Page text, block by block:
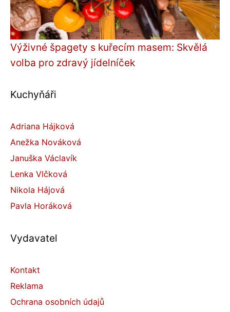
Výživné špagety s kuřecím masem: Skvělá
volba pro zdravý jídelníček
Kuchyňáři
Adriana Hájková
Anežka Nováková
Januška Václavík
Lenka Vlčková
Nikola Hájová
Pavla Horáková
Vydavatel
Kontakt
Reklama
Ochrana osobních údajů